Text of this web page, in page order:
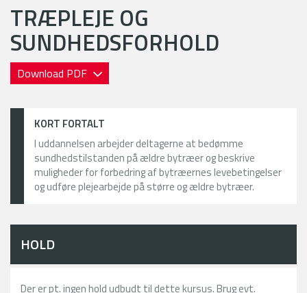
TRÆPLEJE OG
SUNDHEDSFORHOLD
Download PDF
KORT FORTALT
I uddannelsen arbejder deltagerne at bedømme
sundhedstilstanden på ældre bytræer og beskrive
muligheder for forbedring af bytræernes levebetingelser
og udføre plejearbejde på større og ældre bytræer.
HOLD
Der er pt. ingen hold udbudt til dette kursus. Brug evt.